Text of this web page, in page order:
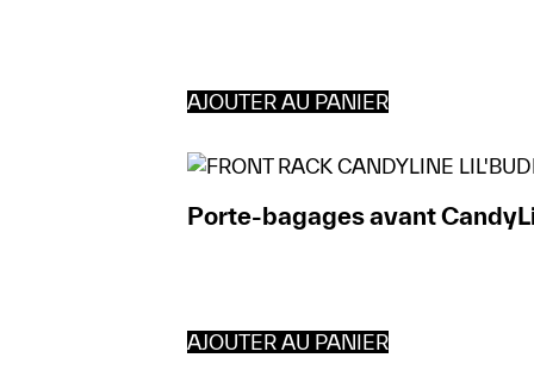
AJOUTER AU PANIER
Porte-bagages avant
AJOUTER AU PANIER